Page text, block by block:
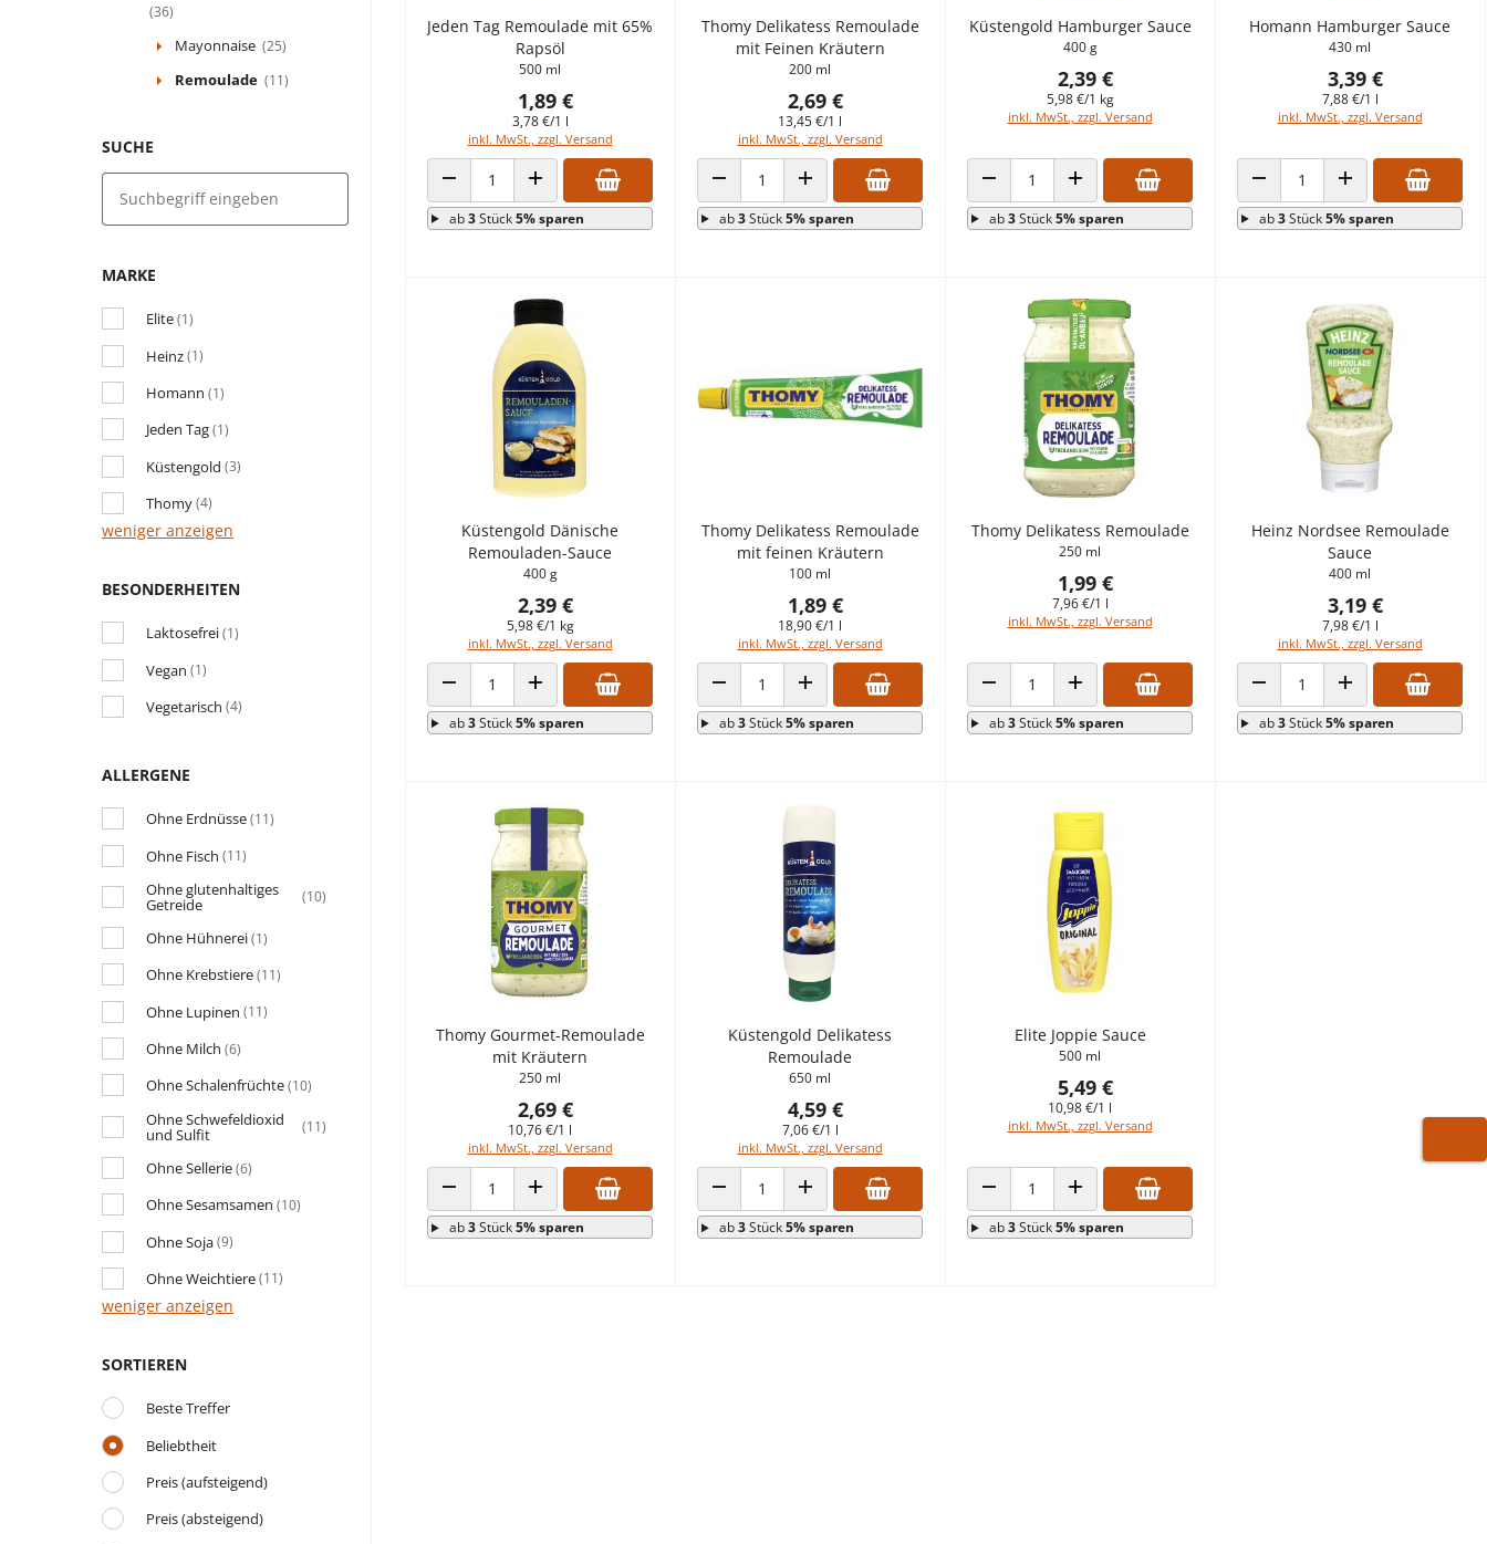
(36)
Mayonnaise (25)
Remoulade (11)
SUCHE
MARKE
Elite(1)
Heinz(1)
Homann (1)
Jeden Tag(1)
Küstengold (3)
Thomy(4)
weniger anzeigen
BESONDERHEITEN
Laktosefrei(1)
Vegan (1)
Vegetarisch (4)
ALLERGENE
Ohne Erdnüsse(11)
Ohne Fisch (11)
Ohne glutenhaltiges
Getreide (10)
Ohne Hühnerei(1)
Ohne Krebstiere(11)
Ohne Lupinen (11)
Ohne Milch (6)
Ohne Schalenfrüchte(10)
Ohne Schwefeldioxid
und Sulfit (11)
Ohne Sellerie(6)
Ohne Sesamsamen (10)
Ohne Soja(9)
Ohne Weichtiere(11)
weniger anzeigen
SORTIEREN
Beste Treffer
Beliebtheit
Preis (aufsteigend)
Preis (absteigend)
Jeden Tag Remoulade mit 65%
Rapsöl
500 ml
1,89 €
3,78 €/1 l
inkl. MwSt., zzgl. Versand
ANZAHL VERRINGERNANZAHL ERHÖHEN
ab3Stück5% sparen
Thomy Delikatess Remoulade
mit Feinen Kräutern
200 ml
2,69 €
13,45 €/1 l
inkl. MwSt., zzgl. Versand
ANZAHL VERRINGERNANZAHL ERHÖHEN
ab3Stück5% sparen
Küstengold Hamburger Sauce
400 g
2,39 €
5,98 €/1 kg
inkl. MwSt., zzgl. Versand
ANZAHL VERRINGERNANZAHL ERHÖHEN
ab3Stück5% sparen
Homann Hamburger Sauce
430 ml
3,39 €
7,88 €/1 l
inkl. MwSt., zzgl. Versand
ANZAHL VERRINGERNANZAHL ERHÖHEN
ab3Stück5% sparen
Küstengold Dänische
Remouladen-Sauce
400 g
2,39 €
5,98 €/1 kg
inkl. MwSt., zzgl. Versand
ANZAHL VERRINGERNANZAHL ERHÖHEN
ab3Stück5% sparen
Thomy Delikatess Remoulade
mit feinen Kräutern
100 ml
1,89 €
18,90 €/1 l
inkl. MwSt., zzgl. Versand
ANZAHL VERRINGERNANZAHL ERHÖHEN
ab3Stück5% sparen
Thomy Delikatess Remoulade
250 ml
1,99 €
7,96 €/1 l
inkl. MwSt., zzgl. Versand
ANZAHL VERRINGERNANZAHL ERHÖHEN
ab3Stück5% sparen
Heinz Nordsee Remoulade
Sauce
400 ml
3,19 €
7,98 €/1 l
inkl. MwSt., zzgl. Versand
ANZAHL VERRINGERNANZAHL ERHÖHEN
ab3Stück5% sparen
Thomy Gourmet-Remoulade
mit Kräutern
250 ml
2,69 €
10,76 €/1 l
inkl. MwSt., zzgl. Versand
ANZAHL VERRINGERNANZAHL ERHÖHEN
ab3Stück5% sparen
Küstengold Delikatess
Remoulade
650 ml
4,59 €
7,06 €/1 l
inkl. MwSt., zzgl. Versand
ANZAHL VERRINGERNANZAHL ERHÖHEN
ab3Stück5% sparen
Elite Joppie Sauce
500 ml
5,49 €
10,98 €/1 l
inkl. MwSt., zzgl. Versand
ANZAHL VERRINGERNANZAHL ERHÖHEN
ab3Stück5% sparen